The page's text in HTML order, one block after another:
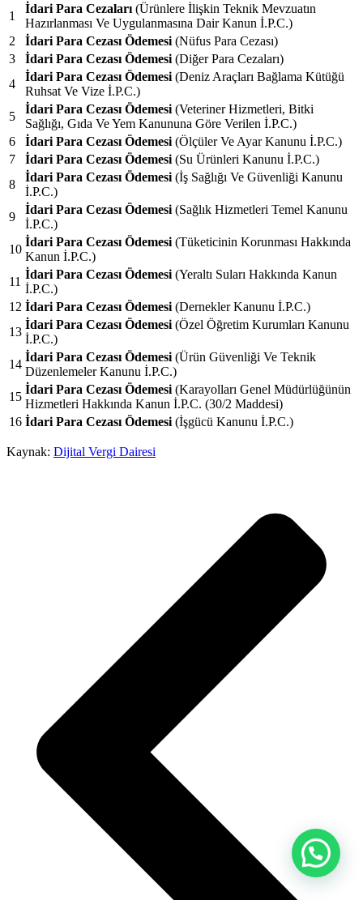
1
İdari Para Cezaları (Ürünlere İlişkin Teknik Mevzuatın
Hazırlanması Ve Uygulanmasına Dair Kanun İ.P.C.)
2
İdari Para Cezası Ödemesi (Nüfus Para Cezası)
3
İdari Para Cezası Ödemesi (Diğer Para Cezaları)
4
İdari Para Cezası Ödemesi (Deniz Araçları Bağlama Kütüğü
Ruhsat Ve Vize İ.P.C.)
5
İdari Para Cezası Ödemesi (Veteriner Hizmetleri, Bitki
Sağlığı, Gıda Ve Yem Kanununa Göre Verilen İ.P.C.)
6
İdari Para Cezası Ödemesi (Ölçüler Ve Ayar Kanunu İ.P.C.)
7
İdari Para Cezası Ödemesi (Su Ürünleri Kanunu İ.P.C.)
8
İdari Para Cezası Ödemesi (İş Sağlığı Ve Güvenliği Kanunu
İ.P.C.)
9
İdari Para Cezası Ödemesi (Sağlık Hizmetleri Temel Kanunu
İ.P.C.)
10
İdari Para Cezası Ödemesi (Tüketicinin Korunması Hakkında
Kanun İ.P.C.)
11
İdari Para Cezası Ödemesi (Yeraltı Suları Hakkında Kanun
İ.P.C.)
12 İdari Para Cezası Ödemesi (Dernekler Kanunu İ.P.C.)
13
İdari Para Cezası Ödemesi (Özel Öğretim Kurumları Kanunu
İ.P.C.)
14
İdari Para Cezası Ödemesi (Ürün Güvenliği Ve Teknik
Düzenlemeler Kanunu İ.P.C.)
15
İdari Para Cezası Ödemesi (Karayolları Genel Müdürlüğünün
Hizmetleri Hakkında Kanun İ.P.C. (30/2 Maddesi)
16 İdari Para Cezası Ödemesi (İşgücü Kanunu İ.P.C.)
Kaynak: Dijital Vergi Dairesi